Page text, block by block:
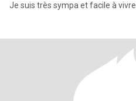
Je suis très sympa et facile à vivre